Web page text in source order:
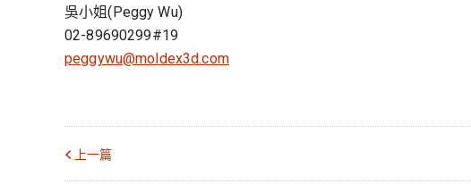
吳小姐(Peggy Wu)
02-89690299#19
peggywu@moldex3d.com
上一篇